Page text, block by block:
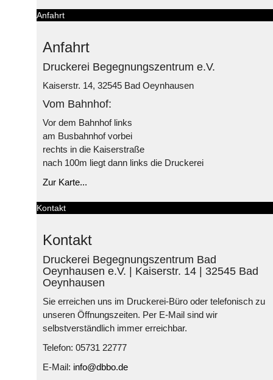
Anfahrt
Anfahrt
Druckerei Begegnungszentrum e.V.
Kaiserstr. 14, 32545 Bad Oeynhausen
Vom Bahnhof:
Vor dem Bahnhof links
am Busbahnhof vorbei
rechts in die Kaiserstraße
nach 100m liegt dann links die Druckerei
Zur Karte...
Kontakt
Kontakt
Druckerei Begegnungszentrum Bad
Oeynhausen e.V. | Kaiserstr. 14 | 32545 Bad
Oeynhausen
Sie erreichen uns im Druckerei-Büro oder telefonisch zu
unseren Öffnungszeiten. Per E-Mail sind wir
selbstverständlich immer erreichbar.
Telefon: 05731 22777
E-Mail: info@dbbo.de